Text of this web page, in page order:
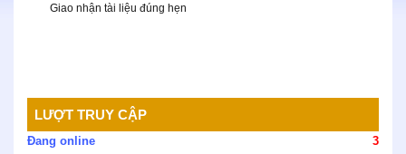
Giao nhận tài liệu đúng hẹn
LƯỢT TRUY CẬP
Đang online 3